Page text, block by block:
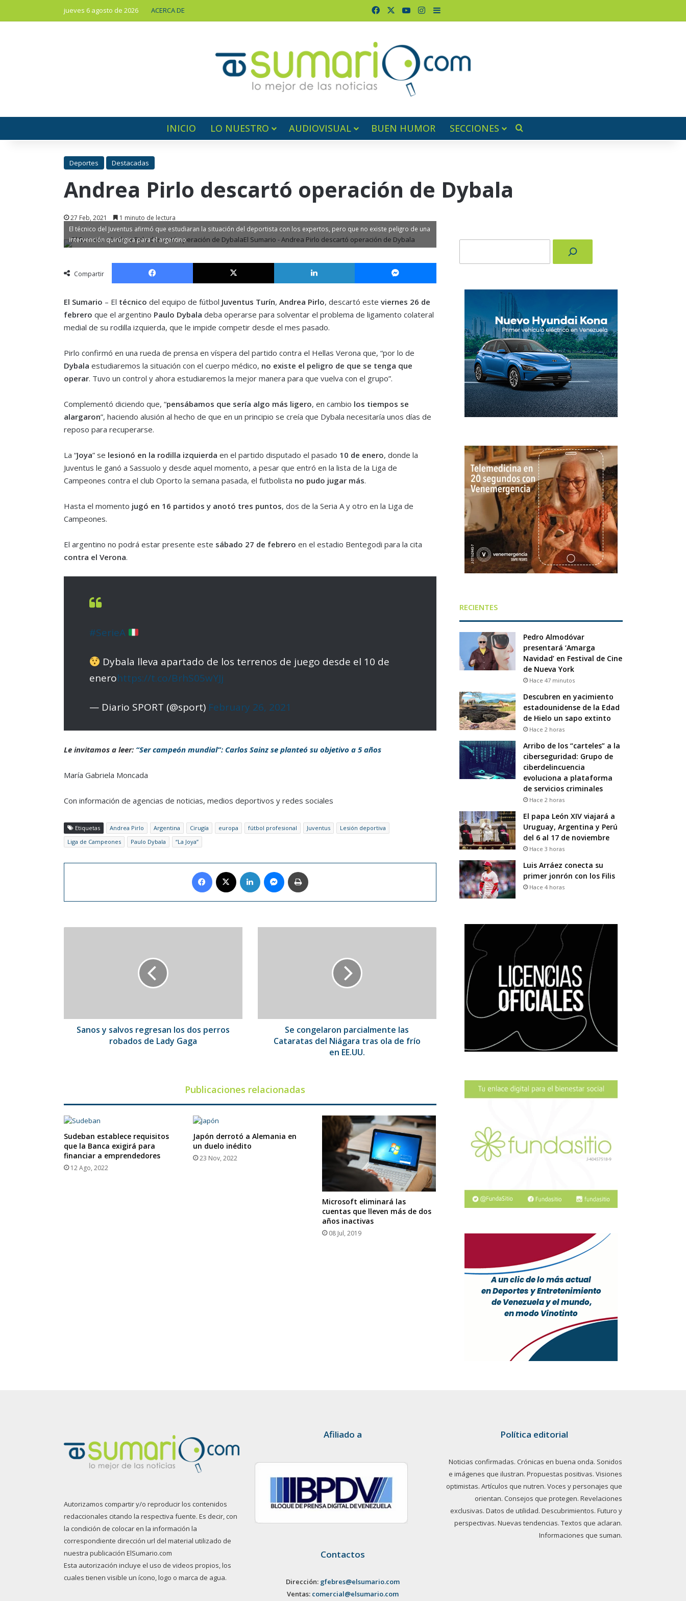
jueves 6 agosto de 2026 ACERCA DE FacebookYouTubeInstagram
Barra lateral
INICIO LO NUESTRO AUDIOVISUAL BUEN HUMOR SECCIONES
Deportes Destacadas
Andrea Pirlo descartó operación de Dybala
27 Feb, 2021 1 minuto de lectura
El técnico del Juventus afirmó que estudiaran la situación del deportista con los expertos, pero que no existe peligro de una
intervención quirúrgica para el argentino
Compartir
Facebook X LinkedIn Messenger
El Sumario – El técnico del equipo de fútbol Juventus Turín, Andrea Pirlo, descartó este viernes 26 de
febrero que el argentino Paulo Dybala deba operarse para solventar el problema de ligamento colateral
medial de su rodilla izquierda, que le impide competir desde el mes pasado.
Pirlo confirmó en una rueda de prensa en víspera del partido contra el Hellas Verona que, “por lo de
Dybala estudiaremos la situación con el cuerpo médico, no existe el peligro de que se tenga que
operar. Tuvo un control y ahora estudiaremos la mejor manera para que vuelva con el grupo”.
Complementó diciendo que, “pensábamos que sería algo más ligero, en cambio los tiempos se
alargaron”, haciendo alusión al hecho de que en un principio se creía que Dybala necesitaría unos días de
reposo para recuperarse.
La “Joya” se lesionó en la rodilla izquierda en el partido disputado el pasado 10 de enero, donde la
Juventus le ganó a Sassuolo y desde aquel momento, a pesar que entró en la lista de la Liga de
Campeones contra el club Oporto la semana pasada, el futbolista no pudo jugar más.
Hasta el momento jugó en 16 partidos y anotó tres puntos, dos de la Seria A y otro en la Liga de
Campeones.
El argentino no podrá estar presente este sábado 27 de febrero en el estadio Bentegodi para la cita
contra el Verona.
#SerieA
Dybala lleva apartado de los terrenos de juego desde el 10 de
enerohttps://t.co/BrhS05wYJj
— Diario SPORT (@sport) February 26, 2021
Le invitamos a leer: “Ser campeón mundial”: Carlos Sainz se planteó su objetivo a 5 años
María Gabriela Moncada
Con información de agencias de noticias, medios deportivos y redes sociales
Etiquetas Andrea Pirlo Argentina Cirugía europa fútbol profesional Juventus
Lesión deportiva
Liga de Campeones
Paulo Dybala “La Joya”
Facebook LinkedIn Messenger
de
LadySanos y salvos regresan los dos perros
robados de Lady Gaga
ola
Se congelaron parcialmente las
Cataratas del Niágara tras ola de frío
en EE.UU.
Publicaciones relacionadas
Sudeban establece requisitos
que la Banca exigirá para
financiar a emprendedores
12 Ago, 2022
Japón derrotó a Alemania en
un duelo inédito
23 Nov, 2022
Microsoft eliminará las
cuentas que lleven más de dos
años inactivas
08 Jul, 2019
RECIENTES
Pedro Almodóvar
presentará ‘Amarga
Navidad’ en Festival de Cine
de Nueva York
Hace 47 minutos
Descubren en yacimiento
estadounidense de la Edad
de Hielo un sapo extinto
Hace 2 horas
Arribo de los “carteles” a la
ciberseguridad: Grupo de
ciberdelincuencia
evoluciona a plataforma
de servicios criminales
Hace 2 horas
El papa León XIV viajará a
Uruguay, Argentina y Perú
del 6 al 17 de noviembre
Hace 3 horas
Luis Arráez conecta su
primer jonrón con los Filis
Hace 4 horas
Autorizamos compartir y/o reproducir los contenidos
redaccionales citando la respectiva fuente. Es decir, con
la condición de colocar en la información la
correspondiente dirección url del material utilizado de
nuestra publicación ElSumario.com
Esta autorización incluye el uso de videos propios, los
cuales tienen visible un ícono, logo o marca de agua.
Afiliado a
Contactos
Dirección: gfebres@elsumario.com
Ventas: comercial@elsumario.com
Política editorial
Noticias confirmadas. Crónicas en buena onda. Sonidos
e imágenes que ilustran. Propuestas positivas. Visiones
optimistas. Artículos que nutren. Voces y personajes que
orientan. Consejos que protegen. Revelaciones
exclusivas. Datos de utilidad. Descubrimientos. Futuro y
perspectivas. Nuevas tendencias. Textos que aclaran.
Informaciones que suman.